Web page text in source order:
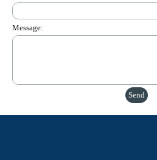
Message: